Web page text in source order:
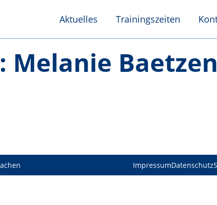
Aktuelles Trainingszeiten
Melanie Baetzen
ImpressumDatenschutz